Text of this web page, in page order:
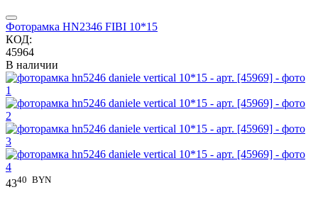
Фоторамка HN2346 FIBI 10*15
КОД:
45964
В наличии
4340 BYN